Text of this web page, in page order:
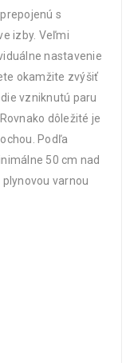
s
izby. Veľmi
nastavenie
okamžite zvýšiť
vzniknutú paru
dôležité je
Podľa
50 cm nad
varnou